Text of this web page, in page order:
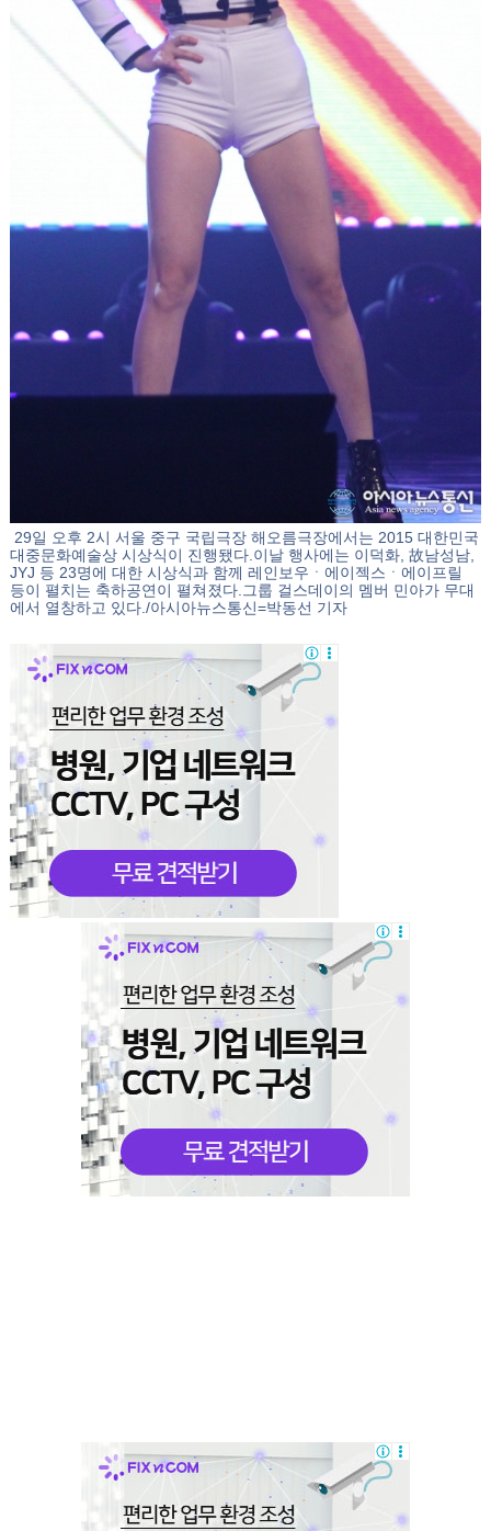
29일 오후 2시 서울 중구 국립극장 해오름극장에서는 2015 대한민국
대중문화예술상 시상식이 진행됐다.이날 행사에는 이덕화, 故남성남,
JYJ 등 23명에 대한 시상식과 함께 레인보우ㆍ에이젝스ㆍ에이프릴
등이 펼치는 축하공연이 펼쳐졌다.그룹 걸스데이의 멤버 민아가 무대
에서 열창하고 있다./아시아뉴스통신=박동선 기자